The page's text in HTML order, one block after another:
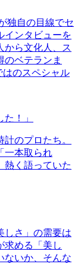
独自の目線でセ
インタビューを
から文化人、ス
のベテランま
はのスペシャル
！」
のプロたち。
一本取られ
熱く語っていた
しさ」の需要は
求める「美し
ないか、そんな